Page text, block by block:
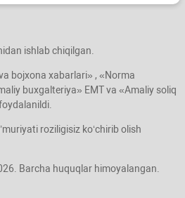
ishlab chiqilgan.
bojхona хabarlari» , «Norma
buхgalteriya» EMT va «Amaliy soliq
roziligisiz koʻchirib olish
Barcha huquqlar himoyalangan.